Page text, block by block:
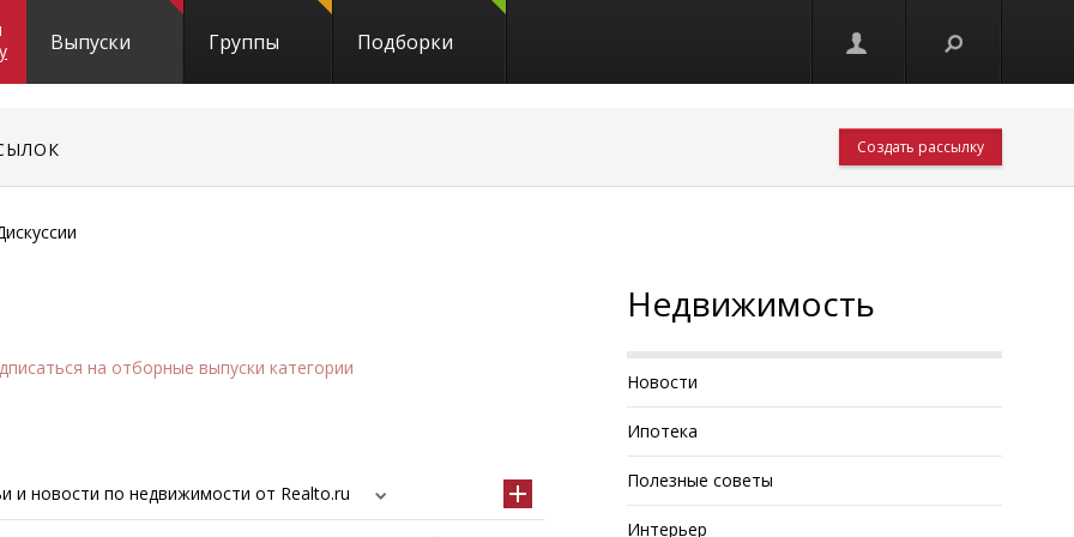
Выпуски Группы Подборки
Создать рассылку
на отборные выпуски категории
и новости по недвижимости от Realto.ru
Недвижимость
Новости
Ипотека
Полезные советы
Интерьер